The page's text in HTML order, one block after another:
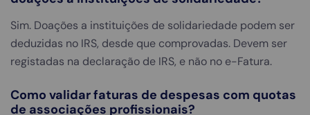
Sim. Doações a instituições de solidariedade podem ser
deduzidas no IRS, desde que comprovadas. Devem ser
registadas na declaração de IRS, e não no e-Fatura.
Como validar faturas de despesas com quotas
de associações profissionais?